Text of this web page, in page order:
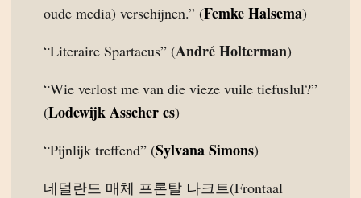
oude media) verschijnen.” (Femke Halsema)
“Literaire Spartacus” (André Holterman)
“Wie verlost me van die vieze vuile tiefuslul?”
(Lodewijk Asscher cs)
“Pijnlijk treffend” (Sylvana Simons)
네덜란드 매체 프론탈 나크트(Frontaal